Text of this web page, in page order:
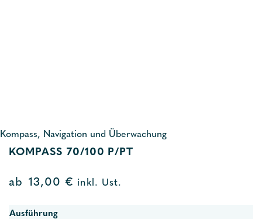
Kompass, Navigation und Überwachung
KOMPASS 70/100 P/PT
ab 13,00 € inkl. Ust.
Ausführung